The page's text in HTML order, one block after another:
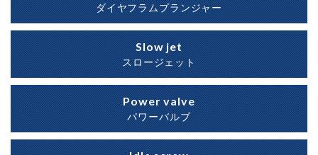
ダイヤフラムプランジャー
Slow jet
スロージェット
Power valve
パワーバルブ